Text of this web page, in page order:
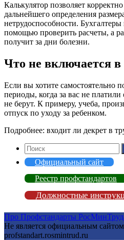
Калькулятор позволяет
дальнейшего определения
нетрудоспособности.
помощью проверить расчеты, а
получит за дни болезни.
Что не включается в
Если вы хотите самостоятельно
периоды, когда за вас не
не берут. К примеру, учеба,
отпуск по уходу за ребенком.
Подробнее: входит ли декрет в
Официальный сайт
Реестр профстандартов
Должностные
Про Профстандарты
Не является официальным
profstandart.rosmintrud.ru